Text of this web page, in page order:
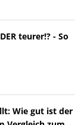
teurer!? - So
Wie gut ist der